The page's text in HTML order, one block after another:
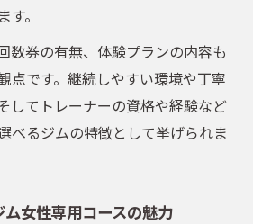
。
数券の有無、体験プランの内容も
点です。継続しやすい環境や丁寧
してトレーナーの資格や経験など
べるジムの特徴として挙げられま
女性専用コースの魅力